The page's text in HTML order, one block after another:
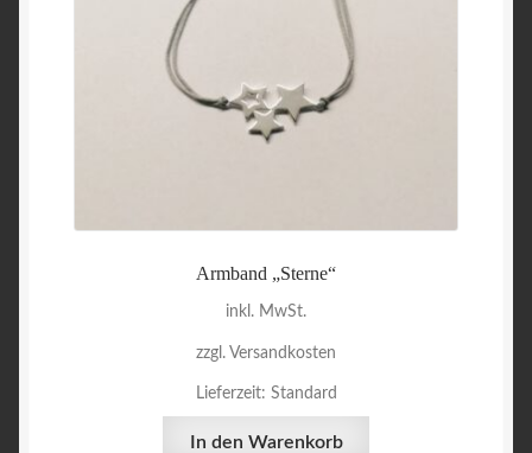
Armband „Sterne“
inkl. MwSt.
zzgl. Versandkosten
Lieferzeit: Standard
In den Warenkorb